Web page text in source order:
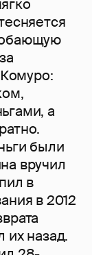
а
были
вручил
в
в 2012
их назад.